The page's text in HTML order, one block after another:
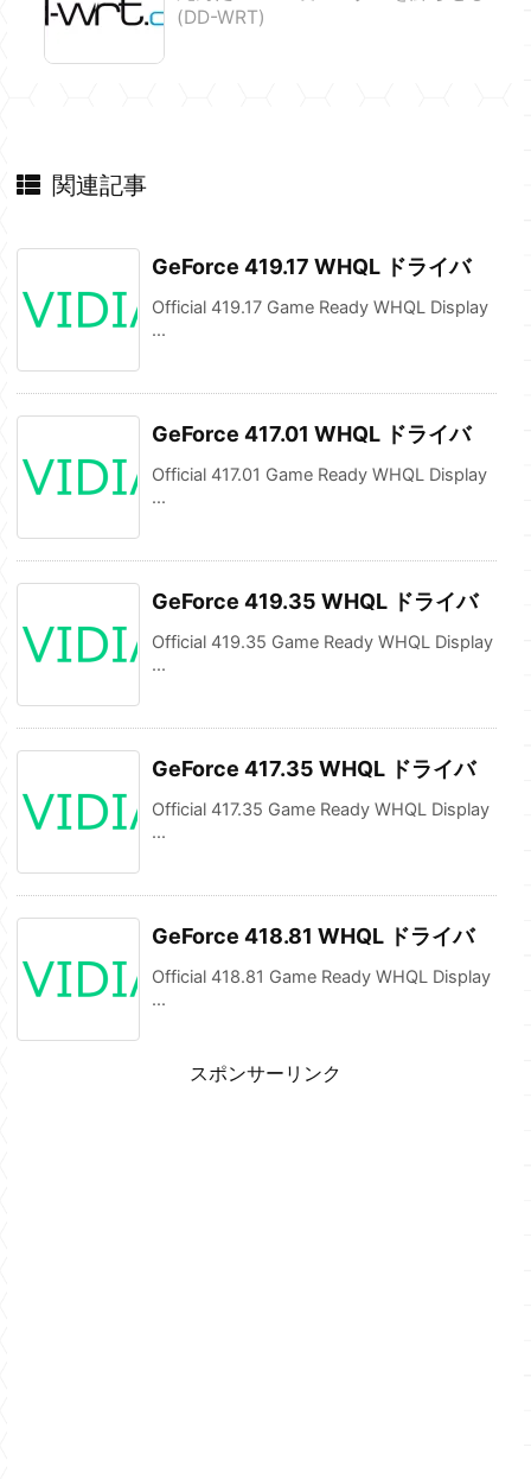
(DD-WRT)
関連記事
GeForce 419.17 WHQL ドライバ
Official 419.17 Game Ready WHQL Display
...
GeForce 417.01 WHQL ドライバ
Official 417.01 Game Ready WHQL Display
...
GeForce 419.35 WHQL ドライバ
Official 419.35 Game Ready WHQL Display
...
GeForce 417.35 WHQL ドライバ
Official 417.35 Game Ready WHQL Display
...
GeForce 418.81 WHQL ドライバ
Official 418.81 Game Ready WHQL Display
...
スポンサーリンク